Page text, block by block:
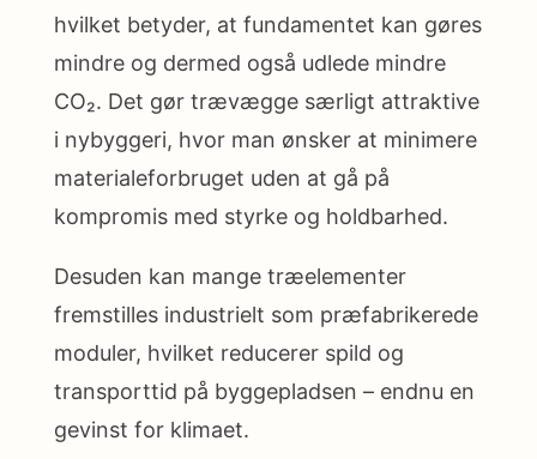
hvilket betyder, at fundamentet kan gøres
mindre og dermed også udlede mindre
CO₂. Det gør trævægge særligt attraktive
i nybyggeri, hvor man ønsker at minimere
materialeforbruget uden at gå på
kompromis med styrke og holdbarhed.
Desuden kan mange træelementer
fremstilles industrielt som præfabrikerede
moduler, hvilket reducerer spild og
transporttid på byggepladsen – endnu en
gevinst for klimaet.